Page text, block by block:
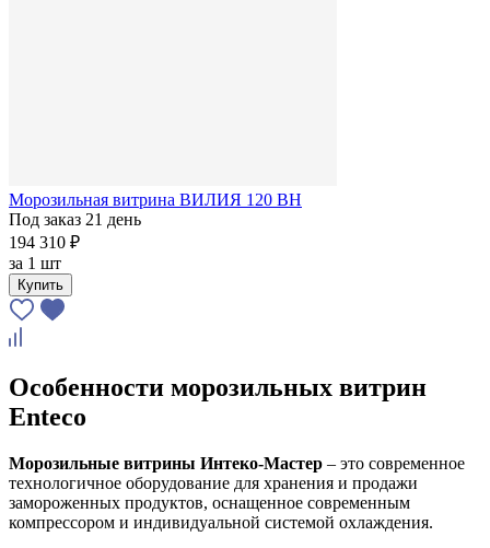
Морозильная витрина ВИЛИЯ 120 ВН
Под заказ 21 день
194 310 ₽
за 1 шт
Купить
Особенности морозильных витрин
Enteco
Морозильные витрины Интеко-Мастер – это современное
технологичное оборудование для хранения и продажи
замороженных продуктов, оснащенное современным
компрессором и индивидуальной системой охлаждения.